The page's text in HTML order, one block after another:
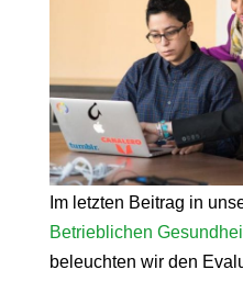
Im letzten Beitrag in
Betrieblichen
beleuchten wir den